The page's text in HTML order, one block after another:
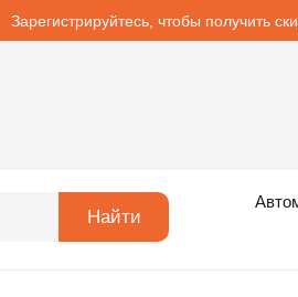
Зарегистрируйтесь, чтобы получить
Найти